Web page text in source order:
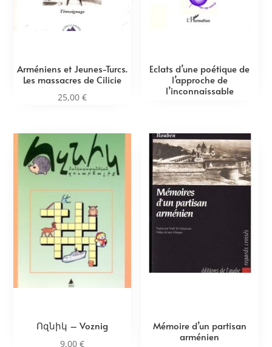
Arméniens et Jeunes-Turcs.
Les massacres de Cilicie
25,00€
Eclats d’une poétique de
l’approche de
l’inconnaissable
Ոզնիկ – Voznig
9,00€
Mémoire d’un partisan
arménien